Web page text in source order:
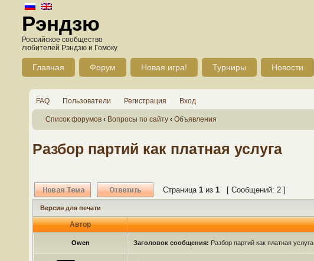
Рэндзю
Российское сообщество
любителей Рэндзю и Гомоку
Главная Форум Новая игра! Турниры Новости
FAQ Пользователи Регистрация Вход
Список форумов ‹ Вопросы по сайту ‹ Объявления
Разбор партий как платная услуга
Страница 1 из 1 [ Сообщений: 2 ]
Версия для печати
Автор
Owen Заголовок сообщения: Разбор партий как платная услуга